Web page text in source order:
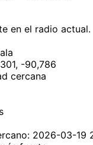
en el radio actual.
-90,786
cercana
2026-03-19